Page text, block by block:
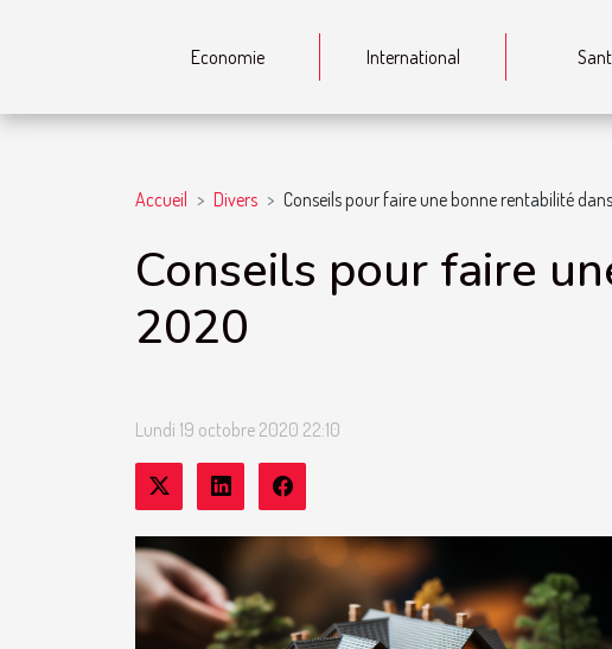
Economie International
Accueil Divers Conseils pour faire une bonne rentabilité
Conseils pour faire
2020
Lundi 19 octobre 2020 22:10